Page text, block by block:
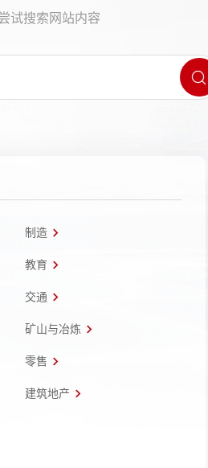
试搜索网站内容
制造
教育
交通
矿山与冶炼
零售
建筑地产